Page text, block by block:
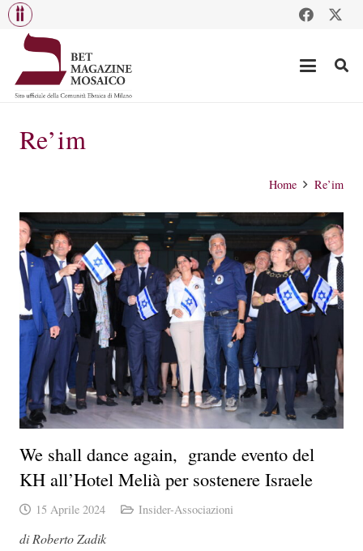
Re’im
Home Re’im
We shall dance again, grande evento del
KH all’Hotel Melià per sostenere Israele
15 Aprile 2024 Insider-Associazioni
di Roberto Zadik